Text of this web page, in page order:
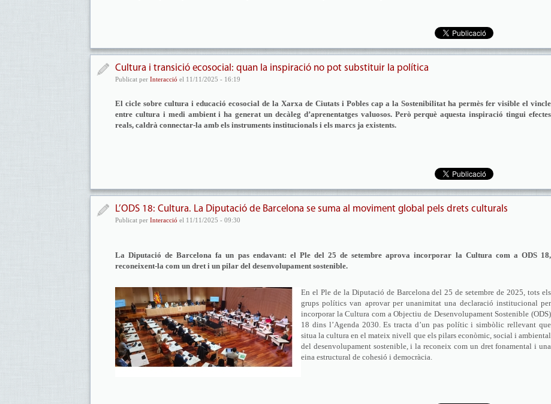
Cultura i transició ecosocial: quan la inspiració no pot substituir la política
Publicat per Interacció el 11/11/2025 - 16:19
El cicle sobre cultura i educació ecosocial de la Xarxa de Ciutats i Pobles cap a la Sostenibilitat ha permès fer visible el vincle
entre cultura i medi ambient i ha generat un decàleg d’aprenentatges valuosos. Però perquè aquesta inspiració tingui efectes
reals, caldrà connectar-la amb els instruments institucionals i els marcs ja existents.
L’ODS 18: Cultura. La Diputació de Barcelona se suma al moviment global pels drets culturals
Publicat per Interacció el 11/11/2025 - 09:30
La Diputació de Barcelona fa un pas endavant: el Ple del 25 de setembre aprova incorporar la Cultura com a ODS 18,
reconeixent-la com un dret i un pilar del desenvolupament sostenible.
En el Ple de la Diputació de Barcelona del 25 de setembre de 2025, tots els
grups polítics van aprovar per unanimitat una declaració institucional per
incorporar la Cultura com a Objectiu de Desenvolupament Sostenible (ODS)
18 dins l’Agenda 2030. Es tracta d’un pas polític i simbòlic rellevant que
situa la cultura en el mateix nivell que els pilars econòmic, social i ambiental
del desenvolupament sostenible, i la reconeix com un dret fonamental i una
eina estructural de cohesió i democràcia.